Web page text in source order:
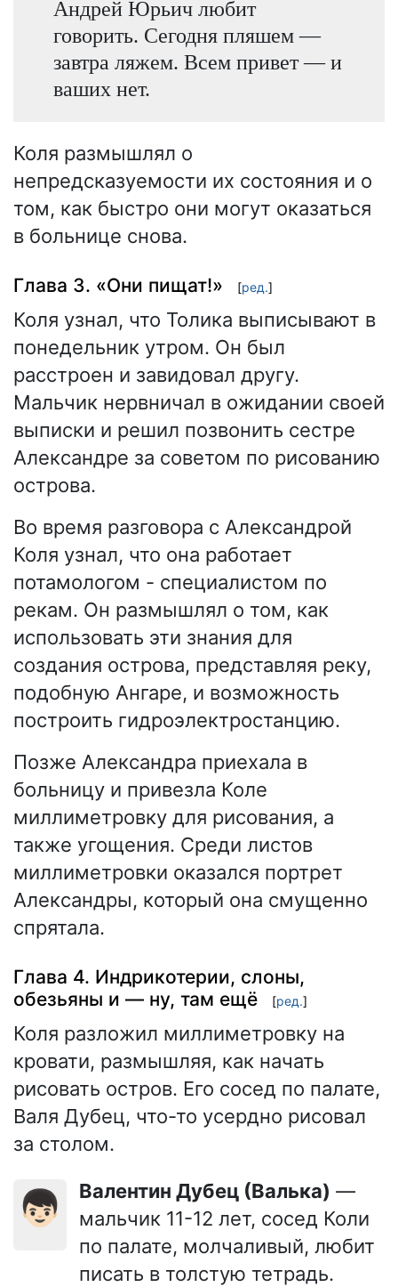
Андрей Юрьич любит
говорить. Сегодня пляшем —
завтра ляжем. Всем привет — и
ваших нет.
Коля размышлял о
непредсказуемости их состояния и о
том, как быстро они могут оказаться
в больнице снова.
Глава 3. «Они пищат!» [ред.]
Коля узнал, что Толика выписывают в
понедельник утром. Он был
расстроен и завидовал другу.
Мальчик нервничал в ожидании своей
выписки и решил позвонить сестре
Александре за советом по рисованию
острова.
Во время разговора с Александрой
Коля узнал, что она работает
потамологом - специалистом по
рекам. Он размышлял о том, как
использовать эти знания для
создания острова, представляя реку,
подобную Ангаре, и возможность
построить гидроэлектростанцию.
Позже Александра приехала в
больницу и привезла Коле
миллиметровку для рисования, а
также угощения. Среди листов
миллиметровки оказался портрет
Александры, который она смущенно
спрятала.
Глава 4. Индрикотерии, слоны,
обезьяны и — ну, там ещё
[ред.]
Коля разложил миллиметровку на
кровати, размышляя, как начать
рисовать остров. Его сосед по палате,
Валя Дубец, что-то усердно рисовал
за столом.
👦🏻 Валентин Дубец (Валька) —
мальчик 11-12 лет, сосед Коли
по палате, молчаливый, любит
писать в толстую тетрадь.